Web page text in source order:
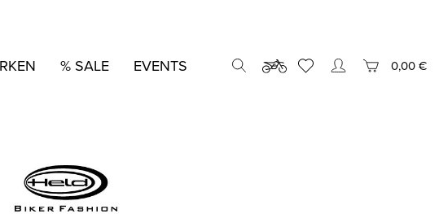
% SALE EVENTS 0,00 €